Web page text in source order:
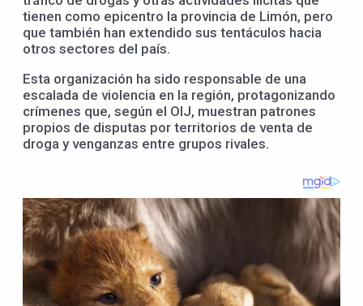
tienen como epicentro la provincia de Limón, pero
que también han extendido sus tentáculos hacia
otros sectores del país.
Esta organización ha sido responsable de una
escalada de violencia en la región, protagonizando
crímenes que, según el OIJ, muestran patrones
propios de disputas por territorios de venta de
droga y venganzas entre grupos rivales.